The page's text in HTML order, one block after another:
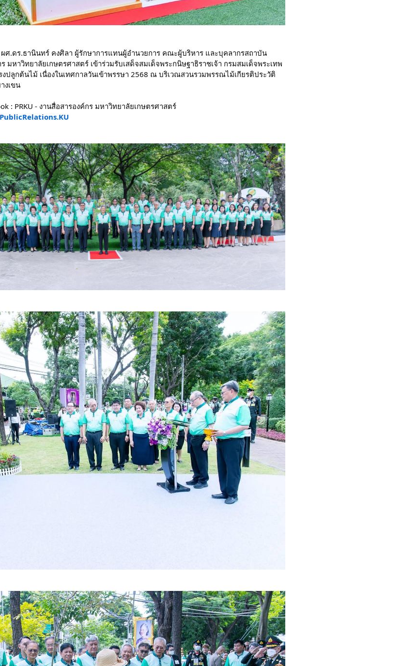
ศ.ดร.ธานินทร์ คงศิลา ผู้รักษาการแทนผู้อำนวยการ คณะผู้บริหาร และบุคลากรสถาบัน
าวิทยาลัยเกษตรศาสตร์ เข้าร่วมรับเสด็จสมเด็จพระกนิษฐาธิราชเจ้า กรมสมเด็จพระเทพ
งปลูกต้นไม้ เนื่องในเทศกาลวันเข้าพรรษา 2568 ณ บริเวณสวนรวมพรรณไม้เกียรติประวัติ
งเขน
: PRKU - งานสื่อสารองค์กร มหาวิทยาลัยเกษตรศาสตร์